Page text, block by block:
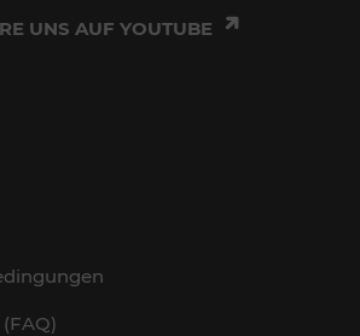
UNS AUF YOUTUBE